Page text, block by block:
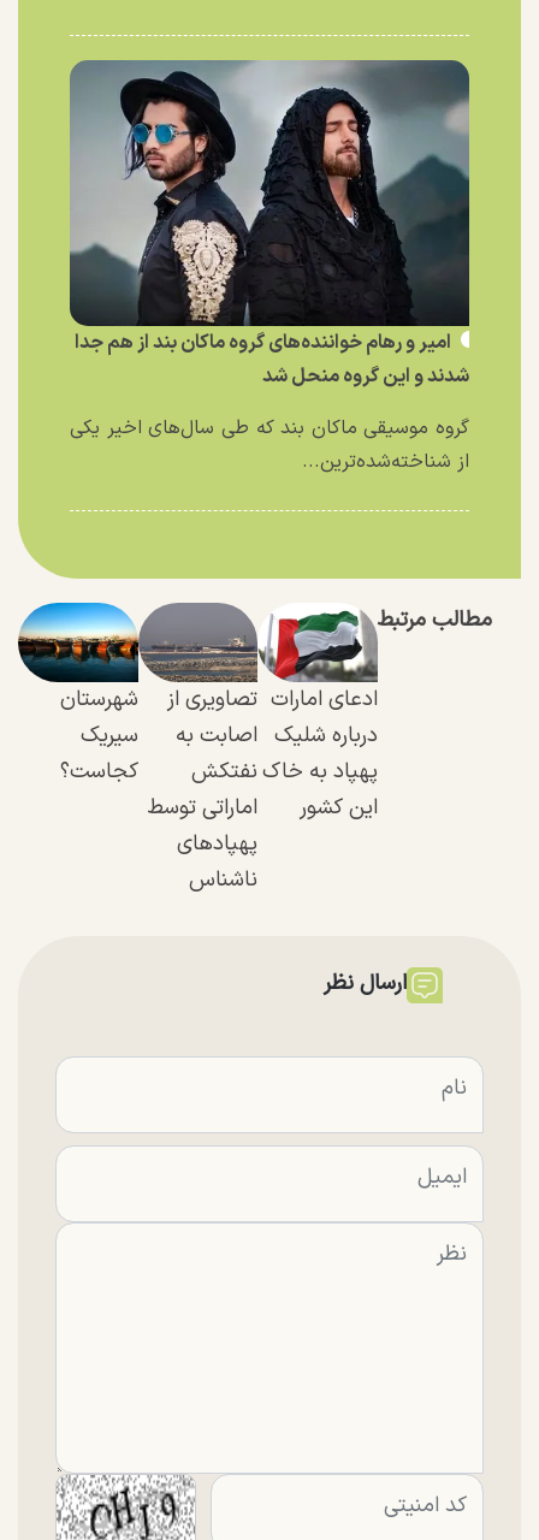
امیر و رهام خواننده‌های گروه ماکان بند از هم جدا
شدند و این گروه منحل شد
گروه موسیقی ماکان بند که طی سال‌های اخیر یکی
از شناخته‌شده‌ترین...
مطالب مرتبط
ادعای امارات
درباره شلیک
پهپاد به خاک
این کشور
تصاویری از
اصابت به
نفتکش
اماراتی توسط
پهپاد‌های
ناشناس
شهرستان
سیریک
کجاست؟
ارسال نظر